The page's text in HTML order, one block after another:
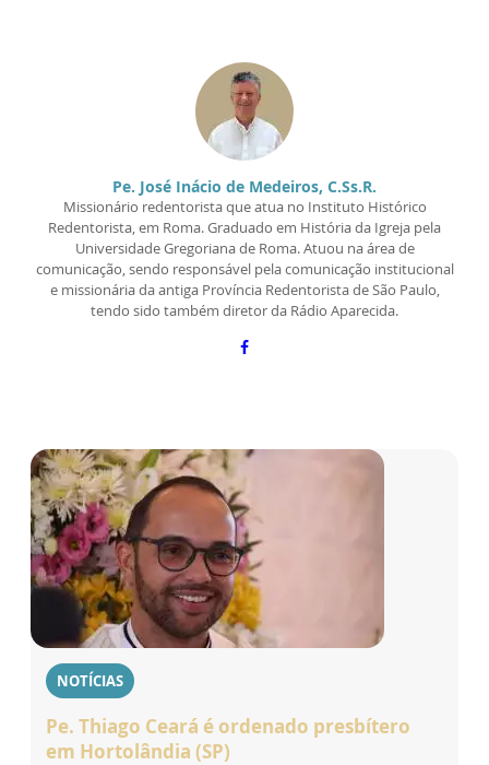
Pe. José Inácio de Medeiros, C.Ss.R.
Missionário redentorista que atua no Instituto Histórico
Redentorista, em Roma. Graduado em História da Igreja pela
Universidade Gregoriana de Roma. Atuou na área de
comunicação, sendo responsável pela comunicação institucional
e missionária da antiga Província Redentorista de São Paulo,
tendo sido também diretor da Rádio Aparecida.
NOTÍCIAS
Pe. Thiago Ceará é ordenado presbítero
em Hortolândia (SP)